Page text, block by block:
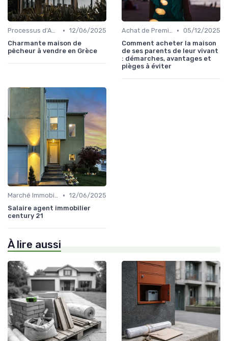
Processus d'Achat Immobilier • 12/06/2025
Charmante maison de
pêcheur à vendre en Grèce
Achat de Première Maison • 05/12/2025
Comment acheter la maison
de ses parents de leur vivant
: démarches, avantages et
pièges à éviter
Marché Immobilier et Prix • 12/06/2025
Salaire agent immobilier
century 21
À lire aussi